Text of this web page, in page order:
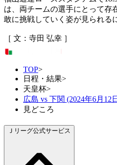
は、両チームの選手にとって存
敢に挑戦していく姿が見られる
［ 文：寺田 弘幸 ］
TOP>
日程・結果>
天皇杯>
広島 vs 下関 (2024年6月12
見どころ
Ｊリーグ公式サービス